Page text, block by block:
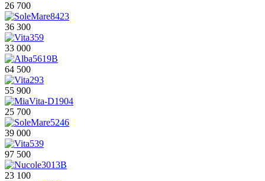
26 700
36 300
33 000
64 500
55 900
25 700
39 000
97 500
23 100